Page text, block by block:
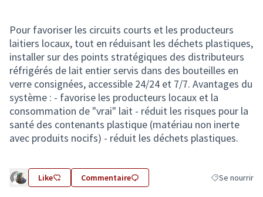
Pour favoriser les circuits courts et les producteurs
laitiers locaux, tout en réduisant les déchets plastiques,
installer sur des points stratégiques des distributeurs
réfrigérés de lait entier servis dans des bouteilles en
verre consignées, accessible 24/24 et 7/7. Avantages du
système : - favorise les producteurs locaux et la
consommation de "vrai" lait - réduit les risques pour la
santé des contenants plastique (matériau non inerte
avec produits nocifs) - réduit les déchets plastiques.
Like Commentaire Filtrer les
Se nourrir